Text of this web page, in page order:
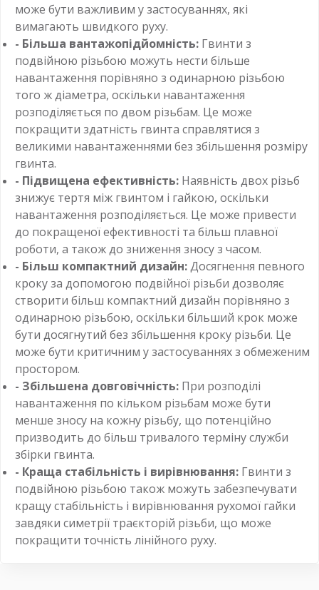
може бути важливим у застосуваннях, які
вимагають швидкого руху.
- Більша вантажопідйомність: Гвинти з
подвійною різьбою можуть нести більше
навантаження порівняно з одинарною різьбою
того ж діаметра, оскільки навантаження
розподіляється по двом різьбам. Це може
покращити здатність гвинта справлятися з
великими навантаженнями без збільшення розміру
гвинта.
- Підвищена ефективність: Наявність двох різьб
знижує тертя між гвинтом і гайкою, оскільки
навантаження розподіляється. Це може привести
до покращеної ефективності та більш плавної
роботи, а також до зниження зносу з часом.
- Більш компактний дизайн:Досягнення певного
кроку за допомогою подвійної різьби дозволяє
створити більш компактний дизайн порівняно з
одинарною різьбою, оскільки більший крок може
бути досягнутий без збільшення кроку різьби. Це
може бути критичним у застосуваннях з обмеженим
простором.
- Збільшена довговічність: При розподілі
навантаження по кільком різьбам може бути
менше зносу на кожну різьбу, що потенційно
призводить до більш тривалого терміну служби
збірки гвинта.
- Краща стабільність і вирівнювання: Гвинти з
подвійною різьбою також можуть забезпечувати
кращу стабільність і вирівнювання рухомої гайки
завдяки симетрії траєкторій різьби, що може
покращити точність лінійного руху.